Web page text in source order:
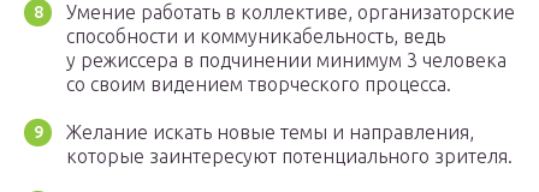
Умение работать в коллективе, организаторские
способности и коммуникабельность, ведь
у режиссера в подчинении минимум 3 человека
со своим видением творческого процесса.
Желание искать новые темы и направления,
которые заинтересуют потенциального зрителя.